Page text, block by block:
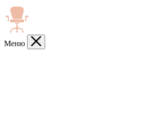
Меню